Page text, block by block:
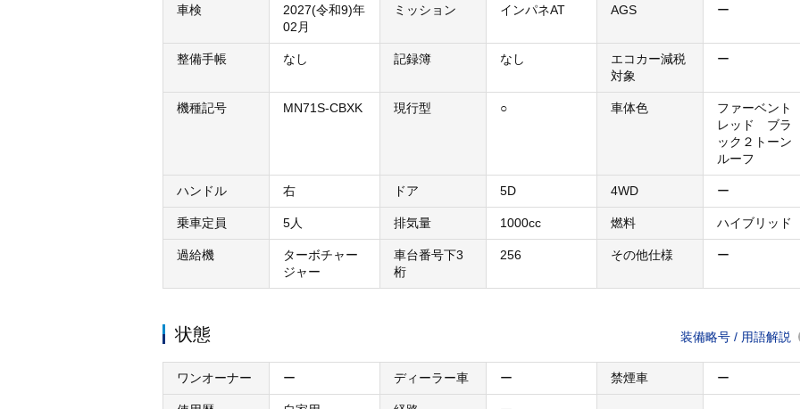
車検
2027(令和9)年
02月
ミッション インパネAT AGS ー
整備手帳 なし 記録簿 なし
エコカー減税
対象
ー
機種記号 MN71S-CBXK 現行型 ○ 車体色
ファーベント
レッド ブラ
ック２トーン
ルーフ
ハンドル 右 ドア 5D 4WD ー
乗車定員 5人 排気量 1000cc 燃料 ハイブリッド
過給機
ターボチャー
ジャー
車台番号下3
桁
256 その他仕様 ー
状態 装備略号 / 用語解説
ワンオーナー ー ディーラー車 ー 禁煙車 ー